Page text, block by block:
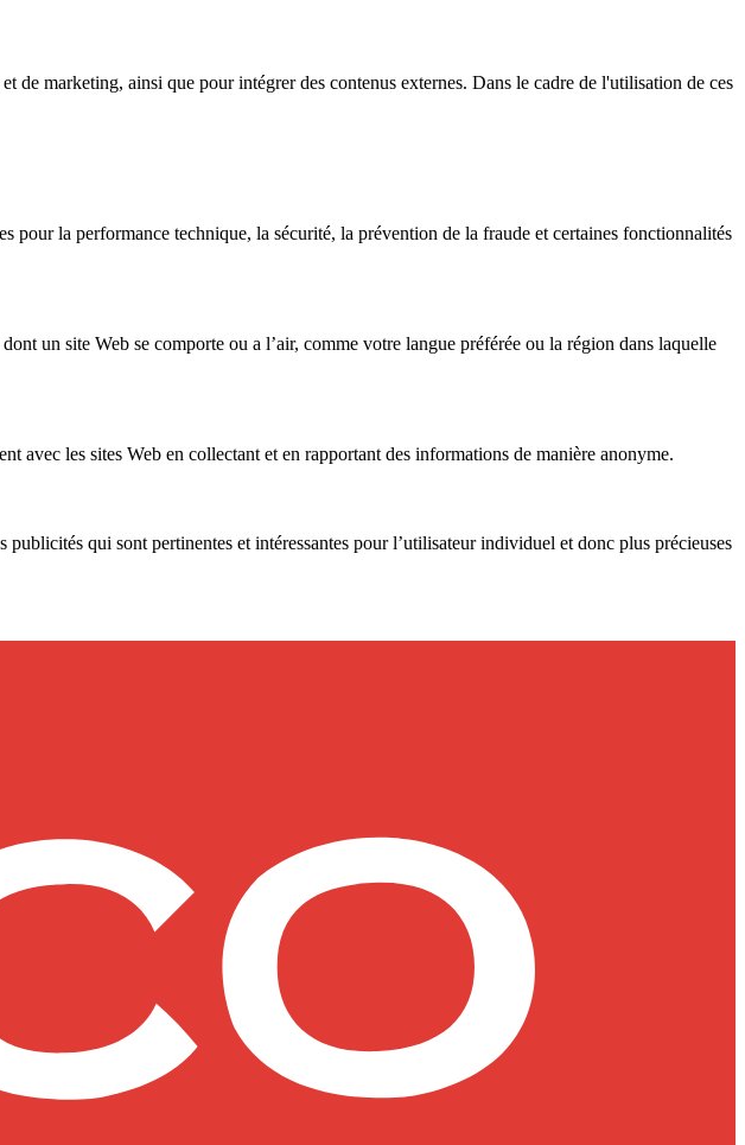
marketing, ainsi que pour intégrer des contenus externes. Dans le cadre de l'utilisation de ces
pour la performance technique, la sécurité, la prévention de la fraude et certaines fonctionnalités
un site Web se comporte ou a l’air, comme votre langue préférée ou la région dans laquelle
avec les sites Web en collectant et en rapportant des informations de manière anonyme.
qui sont pertinentes et intéressantes pour l’utilisateur individuel et donc plus précieuses